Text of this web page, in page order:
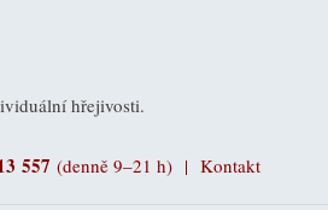
hřejivosti.
557 (denně 9–21 h) | Kontakt